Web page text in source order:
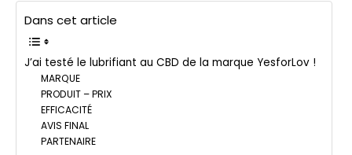
Dans cet article
J’ai testé le lubrifiant au CBD de la marque YesforLov !
MARQUE
PRODUIT – PRIX
EFFICACITÉ
AVIS FINAL
PARTENAIRE